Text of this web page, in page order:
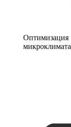
Оптимизация
микроклимата